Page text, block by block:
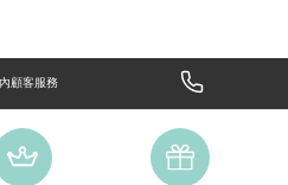
顧客服務